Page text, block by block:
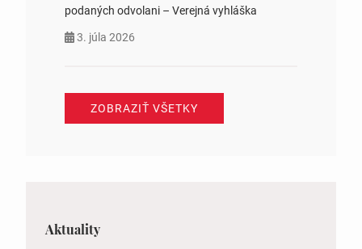
podaných odvolani – Verejná vyhláška
3. júla 2026
ZOBRAZIŤ VŠETKY
Aktuality